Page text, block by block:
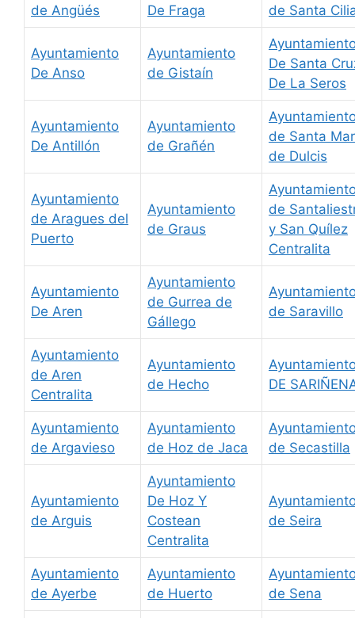
de Angüés
De Fraga
de Santa
Ayuntamiento
De Anso
Ayuntamiento
de Gistaín
De Santa
De La Seros
Ayuntamiento
De Antillón
Ayuntamiento
de Grañén
de Santa
de Dulcis
Ayuntamiento
de Aragues del
Puerto
Ayuntamiento
de Graus
de
y San Quílez
Centralita
Ayuntamiento
De Aren
Ayuntamiento
de Gurrea de
Gállego
de Saravillo
Ayuntamiento
de Aren
Centralita
Ayuntamiento
de Hecho
DE
Ayuntamiento
de Argavieso
Ayuntamiento
de Hoz de Jaca
de Secastilla
Ayuntamiento
de Arguis
Ayuntamiento
De Hoz Y
Costean
Centralita
de Seira
Ayuntamiento
de Ayerbe
Ayuntamiento
de Huerto
de Sena